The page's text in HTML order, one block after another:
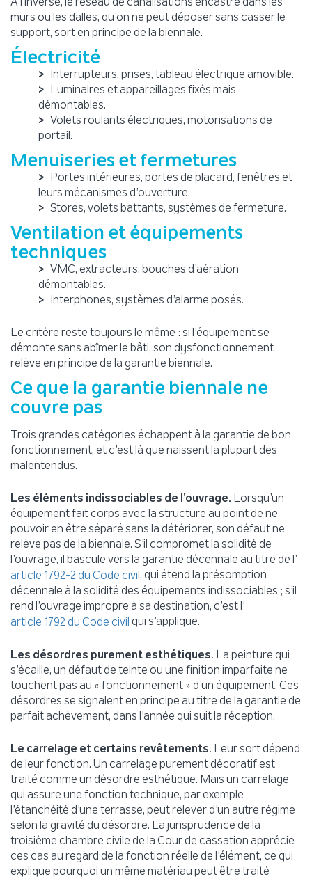
murs ou les dalles, qu’on ne peut déposer sans casser le
support, sort en principe de la biennale.
Électricité
Interrupteurs, prises, tableau électrique amovible.
Luminaires et appareillages fixés mais
démontables.
Volets roulants électriques, motorisations de
portail.
Menuiseries et fermetures
Portes intérieures, portes de placard, fenêtres et
leurs mécanismes d’ouverture.
Stores, volets battants, systèmes de fermeture.
Ventilation et équipements
techniques
VMC, extracteurs, bouches d’aération
démontables.
Interphones, systèmes d’alarme posés.
Le critère reste toujours le même : si l’équipement se
démonte sans abîmer le bâti, son dysfonctionnement
relève en principe de la garantie biennale.
Ce que la garantie biennale ne
couvre pas
Trois grandes catégories échappent à la garantie de bon
fonctionnement, et c’est là que naissent la plupart des
malentendus.
Les éléments indissociables de l’ouvrage. Lorsqu’un
équipement fait corps avec la structure au point de ne
pouvoir en être séparé sans la détériorer, son défaut ne
relève pas de la biennale. S’il compromet la solidité de
l’ouvrage, il bascule vers la garantie décennale au titre de l’
article 1792-2 du Code civil , qui étend la présomption
décennale à la solidité des équipements indissociables ; s’il
rend l’ouvrage impropre à sa destination, c’est l’
article 1792 du Code civil qui s’applique.
Les désordres purement esthétiques. La peinture qui
s’écaille, un défaut de teinte ou une finition imparfaite ne
touchent pas au « fonctionnement » d’un équipement. Ces
désordres se signalent en principe au titre de la garantie de
parfait achèvement, dans l’année qui suit la réception.
Le carrelage et certains revêtements. Leur sort dépend
de leur fonction. Un carrelage purement décoratif est
traité comme un désordre esthétique. Mais un carrelage
qui assure une fonction technique, par exemple
l’étanchéité d’une terrasse, peut relever d’un autre régime
selon la gravité du désordre. La jurisprudence de la
troisième chambre civile de la Cour de cassation apprécie
ces cas au regard de la fonction réelle de l’élément, ce qui
explique pourquoi un même matériau peut être traité